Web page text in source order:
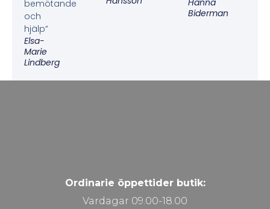
bemötande
och
hjälp”
Elsa-
Marie
Lindberg
Hanna
Biderman
Ordinarie öppettider butik:
Vardagar 09.00-18.00